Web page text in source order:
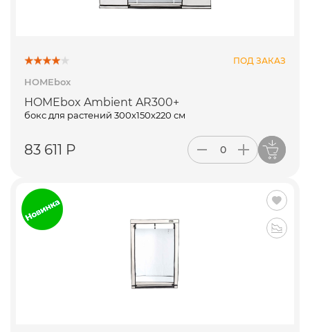
ПОД ЗАКАЗ
HOMEbox
HOMEbox Ambient AR300+
бокс для растений 300х150х220 см
83 611 Р